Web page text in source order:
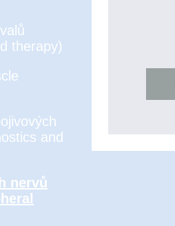
therapy)
and
nervů